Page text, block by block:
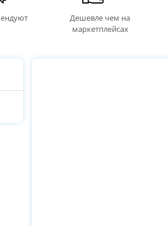
Дешевле чем на
маркетплейсах